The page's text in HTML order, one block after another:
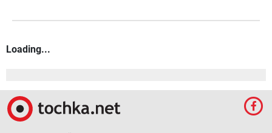
Loading...